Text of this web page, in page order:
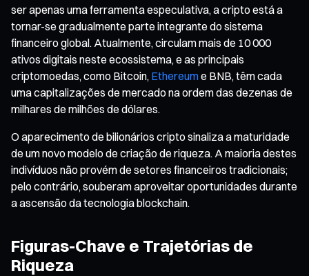
ser apenas uma ferramenta especulativa, a cripto está a
tornar-se gradualmente parte integrante do sistema
financeiro global. Atualmente, circulam mais de 10 000
ativos digitais neste ecossistema, e as principais
criptomoedas, como Bitcoin, Ethereume BNB, têm cada
uma capitalizações de mercado na ordem das dezenas de
milhares de milhões de dólares.
O aparecimento de bilionários cripto sinaliza a maturidade
de um novo modelo de criação de riqueza. A maioria destes
indivíduos não provém de setores financeiros tradicionais;
pelo contrário, souberam aproveitar oportunidades durante
a ascensão da tecnologia blockchain.
Figuras-Chave e Trajetórias de
Riqueza